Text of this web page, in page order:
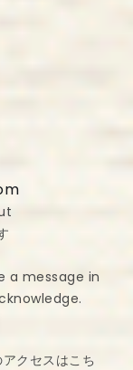
a message in
クセスはこち